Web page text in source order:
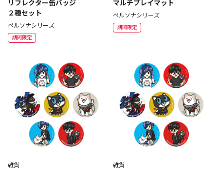
リフレクター缶バッジ
２種セット
ペルソナシリーズ
期間限定
マルチプレイマット
ペルソナシリーズ
期間限定
雑貨 雑貨